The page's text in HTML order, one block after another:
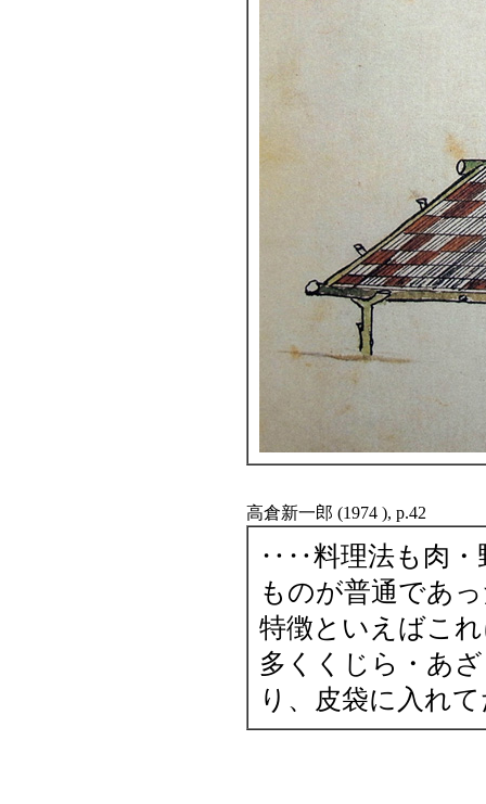
高倉新一郎 (1974 ), p.42
‥‥料理法も肉・
ものが普通であ
特徴といえばこ
多くくじら・あ
り、皮袋に入れ